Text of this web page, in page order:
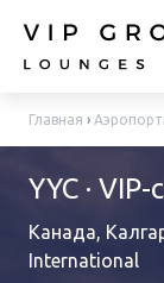
Главная ›
YYC ·
Канада,
International